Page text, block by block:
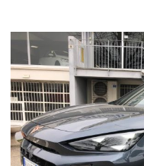
3,99% Manutenzione
Spese passaggio escluse